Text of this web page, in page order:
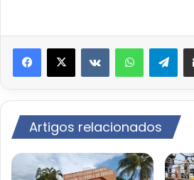
VK WhatsApp
Artigos relacionados